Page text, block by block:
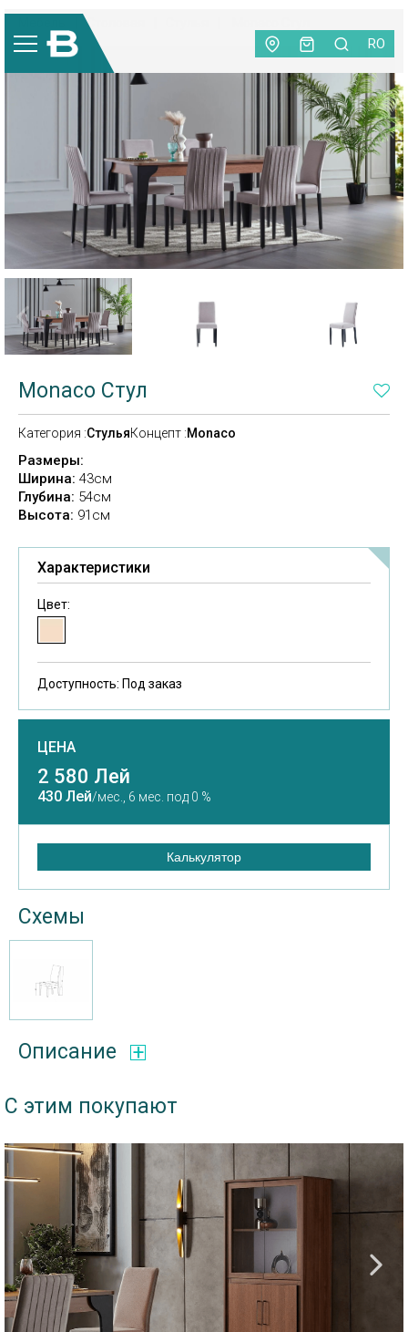
RO
Столовая
Monaco Стул
Категория :СтульяКонцепт :Monaco
Размеры:
Ширина: 43см
Глубина: 54см
Высота: 91cм
Характеристики
Цвет:
Доступность: Под заказ
ЦЕНА
2 580 Лей
430 Лей/мес., 6 мес. под 0 %
Калькулятор
Схемы
Описание
С этим покупают